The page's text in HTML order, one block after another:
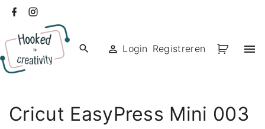
de
inhoud
facebook
Login Registreren
Cricut EasyPress Mini 003